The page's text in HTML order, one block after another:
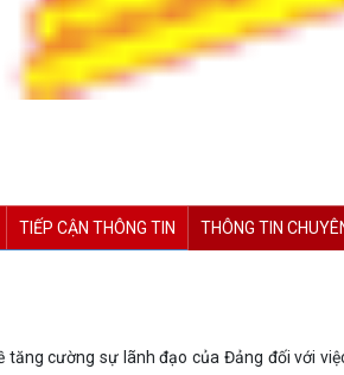
TIẾP CẬN THÔNG TIN THÔNG TIN
tăng cường sự lãnh đạo của Đảng đối với